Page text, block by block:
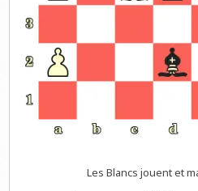
Les Blancs jouent et